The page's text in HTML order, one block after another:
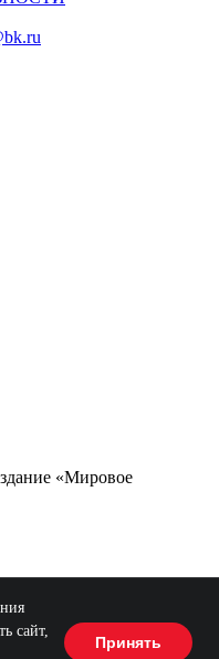
«Мировое
сайт,
Принять